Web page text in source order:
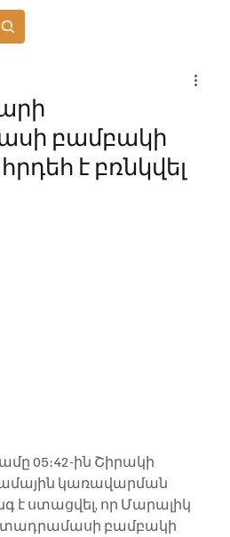
բամբակի
է բռնկվել
05։42-ին Շիրակի
կառավարման
է ստացվել, որ Մարալիկ
բամբակի